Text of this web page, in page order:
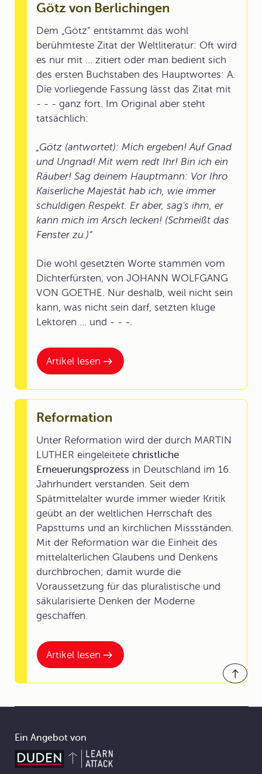
Artikel lesen
Götz von Berlichingen
Dem „Götz“ entstammt das wohl
berühmteste Zitat der Weltliteratur: Oft wird
es nur mit ... zitiert oder man bedient sich
des ersten Buchstaben des Hauptwortes: A.
Die vorliegende Fassung lässt das Zitat mit
- - - ganz fort. Im Original aber steht
tatsächlich:
„Götz (antwortet): Mich ergeben! Auf Gnad
und Ungnad! Mit wem redt Ihr! Bin ich ein
Räuber! Sag deinem Hauptmann: Vor Ihro
Kaiserliche Majestät hab ich, wie immer
schuldigen Respekt. Er aber, sag's ihm, er
kann mich im Arsch lecken! (Schmeißt das
Fenster zu.)“
Die wohl gesetzten Worte stammen vom
Dichterfürsten, von JOHANN WOLFGANG
VON GOETHE. Nur deshalb, weil nicht sein
kann, was nicht sein darf, setzten kluge
Lektoren ... und - - -.
Artikel lesen
Reformation
Unter Reformation wird der durch MARTIN
LUTHER eingeleitete christliche
Erneuerungsprozess in Deutschland im 16.
Jahrhundert verstanden. Seit dem
Spätmittelalter wurde immer wieder Kritik
geübt an der weltlichen Herrschaft des
Papsttums und an kirchlichen Missständen.
Mit der Reformation war die Einheit des
mittelalterlichen Glaubens und Denkens
durchbrochen; damit wurde die
Voraussetzung für das pluralistische und
säkularisierte Denken der Moderne
geschaffen.
Ein Angebot von